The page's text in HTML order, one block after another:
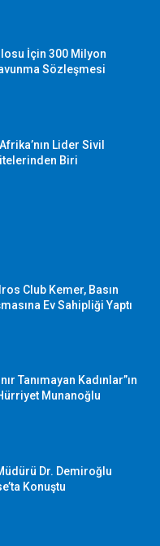
İçin 300 Milyon
Sözleşmesi
Lider Sivil
Biri
Club Kemer, Basın
Ev Sahipliği Yaptı
Tanımayan Kadınlar”ın
Munanoğlu
Dr. Demiroğlu
Konuştu